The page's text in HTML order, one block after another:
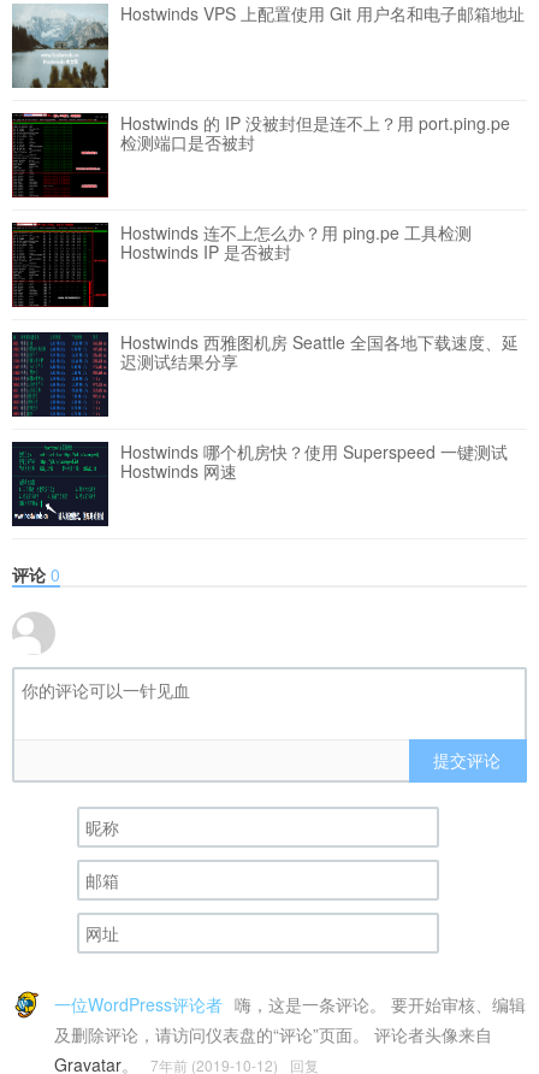
Hostwinds VPS 上配置使用 Git 用户名和电子邮箱地址
Hostwinds 的 IP 没被封但是连不上？用 port.ping.pe
检测端口是否被封
Hostwinds 连不上怎么办？用 ping.pe 工具检测
Hostwinds IP 是否被封
Hostwinds 西雅图机房 Seattle 全国各地下载速度、延
迟测试结果分享
Hostwinds 哪个机房快？使用 Superspeed 一键测试
Hostwinds 网速
评论 0
提交评论
一位WordPress评论者 嗨，这是一条评论。 要开始审核、编辑
及删除评论，请访问仪表盘的“评论”页面。 评论者头像来自
Gravatar。 7年前 (2019-10-12) 回复